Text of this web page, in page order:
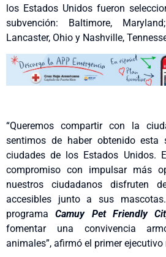
los Estados Unidos fueron
subvención: Baltimore,
Lancaster, Ohio y Nashville,
“Queremos compartir con la
sentimos de haber obtenido esta
ciudades de los Estados Unidos.
compromiso con impulsar más
nuestros ciudadanos disfruten
accesibles junto a sus
programaCamuy Pet Friendly
fomentar una convivencia
animales”, afirmó el primer